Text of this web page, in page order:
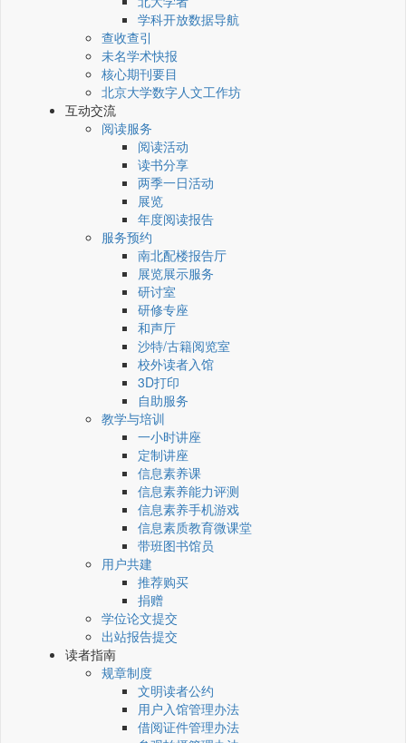
学科开放数据导航
查收查引
未名学术快报
核心期刊要目
北京大学数字人文工作坊
互动交流
阅读服务
阅读活动
读书分享
两季一日活动
展览
年度阅读报告
服务预约
南北配楼报告厅
展览展示服务
研讨室
研修专座
和声厅
沙特/古籍阅览室
校外读者入馆
3D打印
自助服务
教学与培训
一小时讲座
定制讲座
信息素养课
信息素养能力评测
信息素养手机游戏
信息素质教育微课堂
带班图书馆员
用户共建
推荐购买
捐赠
学位论文提交
出站报告提交
读者指南
规章制度
文明读者公约
用户入馆管理办法
借阅证件管理办法